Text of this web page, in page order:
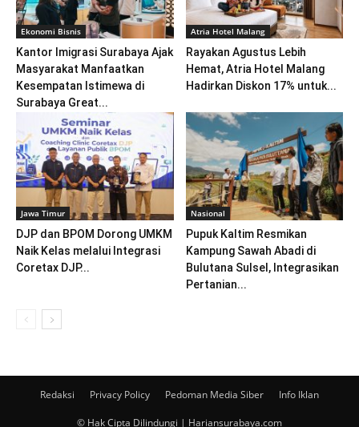
Ekonomi Bisnis
Kantor Imigrasi Surabaya Ajak
Masyarakat Manfaatkan
Kesempatan Istimewa di
Surabaya Great...
Atria Hotel Malang
Rayakan Agustus Lebih
Hemat, Atria Hotel Malang
Hadirkan Diskon 17% untuk...
Jawa Timur
DJP dan BPOM Dorong UMKM
Naik Kelas melalui Integrasi
Coretax DJP...
Nasional
Pupuk Kaltim Resmikan
Kampung Sawah Abadi di
Bulutana Sulsel, Integrasikan
Pertanian...
Redaksi Privacy Policy Pedoman Media Siber Info Iklan
© Hak Cipta Dilindungi | Hariansurabaya.com